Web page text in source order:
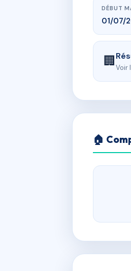
DÉBUT
01/07/
🏢Voir
🏠